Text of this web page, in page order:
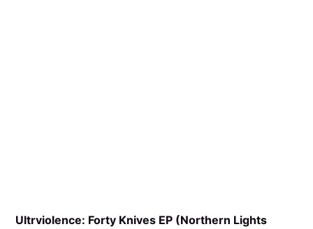
Ultrviolence: Forty Knives EP (Northern Lights